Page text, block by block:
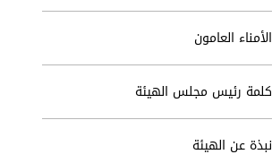
الأمناء العامون
كلمة رئيس مجلس الهيئة
نبذة عن الهيئة